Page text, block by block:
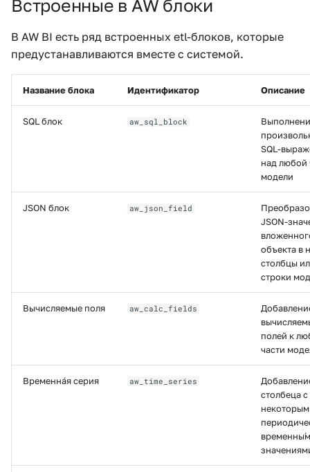
Встроенные в AW блоки
В AW BI есть ряд встроенных etl-блоков, которые
предустанавливаются вместе с системой.
Название блока Идентификатор Описание
SQL блок aw_sql_block
SQL-
над любой
модели
JSON блок aw_json_field
JSON-
объекта в
столбцы
строки
Вычисляемые поля aw_calc_fields
полей к
части
Временна́я серия aw_time_series
столбеца с